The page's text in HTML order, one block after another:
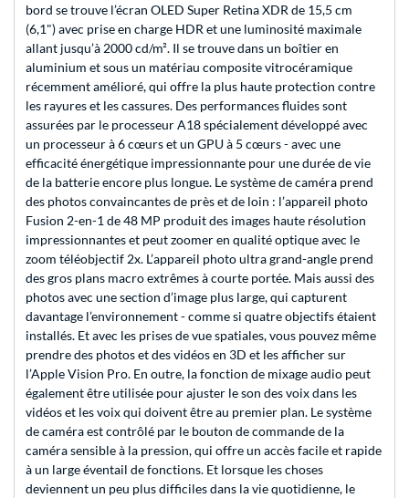
bord se trouve l’écran OLED Super Retina XDR de 15,5 cm
(6,1") avec prise en charge HDR et une luminosité maximale
allant jusqu’à 2000 cd/m². Il se trouve dans un boîtier en
aluminium et sous un matériau composite vitrocéramique
récemment amélioré, qui offre la plus haute protection contre
les rayures et les cassures. Des performances fluides sont
assurées par le processeur A18 spécialement développé avec
un processeur à 6 cœurs et un GPU à 5 cœurs - avec une
efficacité énergétique impressionnante pour une durée de vie
de la batterie encore plus longue. Le système de caméra prend
des photos convaincantes de près et de loin : l’appareil photo
Fusion 2-en-1 de 48 MP produit des images haute résolution
impressionnantes et peut zoomer en qualité optique avec le
zoom téléobjectif 2x. L’appareil photo ultra grand-angle prend
des gros plans macro extrêmes à courte portée. Mais aussi des
photos avec une section d’image plus large, qui capturent
davantage l’environnement - comme si quatre objectifs étaient
installés. Et avec les prises de vue spatiales, vous pouvez même
prendre des photos et des vidéos en 3D et les afficher sur
l’Apple Vision Pro. En outre, la fonction de mixage audio peut
également être utilisée pour ajuster le son des voix dans les
vidéos et les voix qui doivent être au premier plan. Le système
de caméra est contrôlé par le bouton de commande de la
caméra sensible à la pression, qui offre un accès facile et rapide
à un large éventail de fonctions. Et lorsque les choses
deviennent un peu plus difficiles dans la vie quotidienne, le